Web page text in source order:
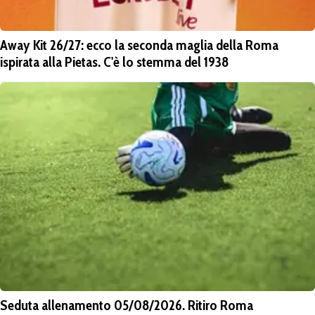
Away Kit 26/27: ecco la seconda maglia della Roma
ispirata alla Pietas. C'è lo stemma del 1938
Seduta allenamento 05/08/2026. Ritiro Roma